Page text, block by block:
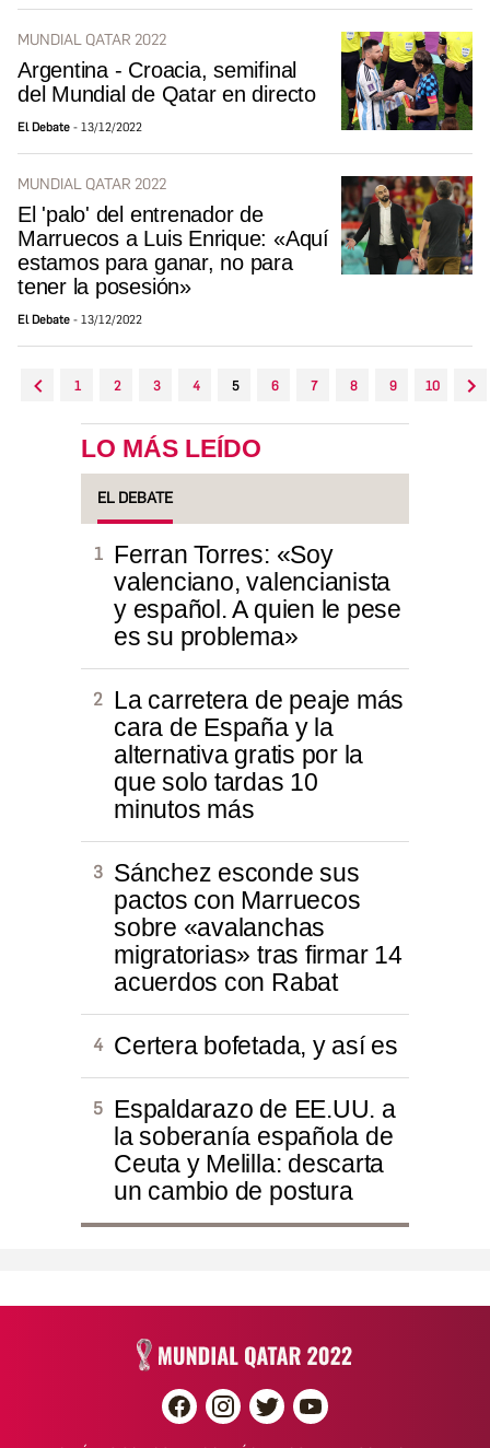
MUNDIAL QATAR 2022
Argentina - Croacia, semifinal
del Mundial de Qatar en directo
El Debate 13/12/2022
MUNDIAL QATAR 2022
El 'palo' del entrenador de
Marruecos a Luis Enrique: «Aquí
estamos para ganar, no para
tener la posesión»
El Debate 13/12/2022
1 2 3 4 5 6 7 8 9 10
LO MÁS LEÍDO
EL DEBATE
Ferran Torres: «Soy
valenciano, valencianista
y español. A quien le pese
es su problema»
La carretera de peaje más
cara de España y la
alternativa gratis por la
que solo tardas 10
minutos más
Sánchez esconde sus
pactos con Marruecos
sobre «avalanchas
migratorias» tras firmar 14
acuerdos con Rabat
Certera bofetada, y así es
Espaldarazo de EE.UU. a
la soberanía española de
Ceuta y Melilla: descarta
un cambio de postura